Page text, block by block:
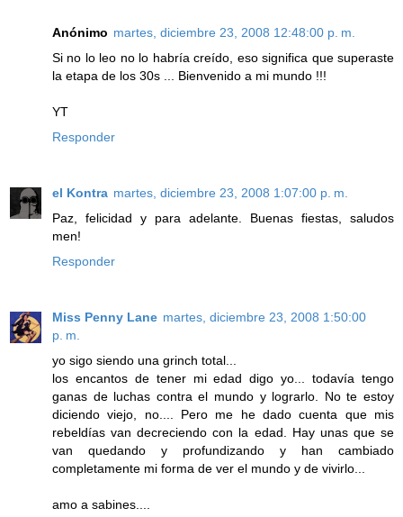
Anónimo martes, diciembre 23, 2008 12:48:00 p. m.
Si no lo leo no lo habría creído, eso significa que superaste
la etapa de los 30s ... Bienvenido a mi mundo !!!
YT
Responder
el Kontra martes, diciembre 23, 2008 1:07:00 p. m.
Paz, felicidad y para adelante. Buenas fiestas, saludos
men!
Responder
Miss Penny Lane martes, diciembre 23, 2008 1:50:00
p. m.
yo sigo siendo una grinch total...
los encantos de tener mi edad digo yo... todavía tengo
ganas de luchas contra el mundo y lograrlo. No te estoy
diciendo viejo, no.... Pero me he dado cuenta que mis
rebeldías van decreciendo con la edad. Hay unas que se
van quedando y profundizando y han cambiado
completamente mi forma de ver el mundo y de vivirlo...
amo a sabines....